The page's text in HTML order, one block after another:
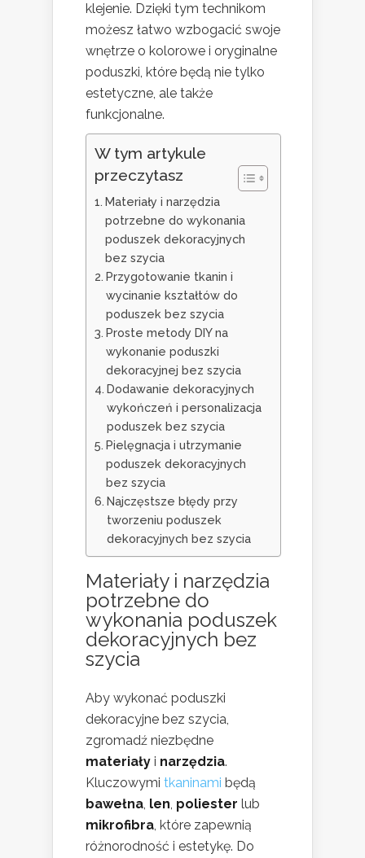
klejenie. Dzięki tym technikom
możesz łatwo wzbogacić swoje
wnętrze o kolorowe i oryginalne
poduszki, które będą nie tylko
estetyczne, ale także
funkcjonalne.
W tym artykule
przeczytasz
Materiały i narzędzia
potrzebne do wykonania
poduszek dekoracyjnych
bez szycia
Przygotowanie tkanin i
wycinanie kształtów do
poduszek bez szycia
Proste metody DIY na
wykonanie poduszki
dekoracyjnej bez szycia
Dodawanie dekoracyjnych
wykończeń i personalizacja
poduszek bez szycia
Pielęgnacja i utrzymanie
poduszek dekoracyjnych
bez szycia
Najczęstsze błędy przy
tworzeniu poduszek
dekoracyjnych bez szycia
Materiały i narzędzia
potrzebne do
wykonania poduszek
dekoracyjnych bez
szycia
Aby wykonać poduszki
dekoracyjne bez szycia,
zgromadź niezbędne
materiały i narzędzia.
Kluczowymi tkaninami będą
bawełna, len, poliester lub
mikrofibra, które zapewnią
różnorodność i estetykę. Do